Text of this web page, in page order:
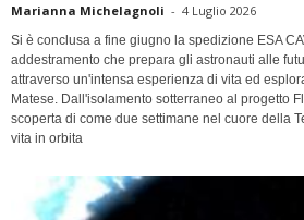
Marianna Michelagnoli - 4 Luglio 2026
Si è conclusa a fine giugno la spedizione ESA
addestramento che prepara gli astronauti alle
attraverso un'intensa esperienza di vita ed
Matese. Dall'isolamento sotterraneo al progetto
scoperta di come due settimane nel cuore della
vita in orbita